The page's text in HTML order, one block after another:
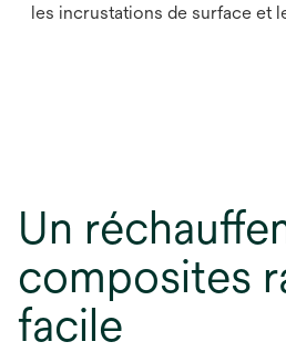
les incrustations de surface et
Un
composites
facile